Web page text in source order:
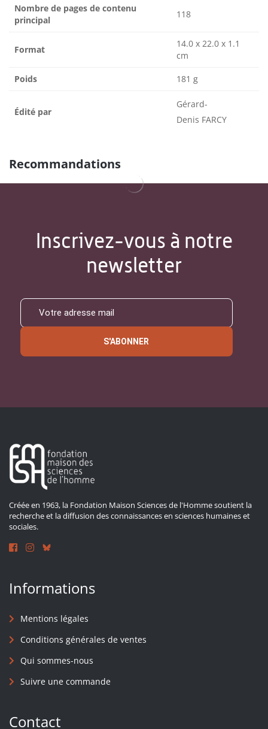
Nombre de pages de contenu
principal
118
Format
14.0 x 22.0 x 1.1
cm
Poids 181 g
Édité par
Gérard-
Denis FARCY
Recommandations
Inscrivez-vous à notre
newsletter
S'ABONNER
Créée en 1963, la Fondation Maison Sciences de l'Homme soutient la
recherche et la diffusion des connaissances en sciences humaines et
sociales.
Informations
Mentions légales
Conditions générales de ventes
Qui sommes-nous
Suivre une commande
Contact